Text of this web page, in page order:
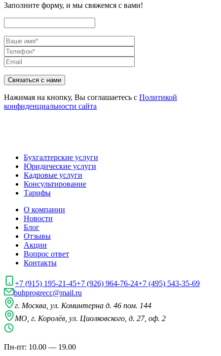
Заполните форму, и мы свяжемся с вами!
Связаться с нами
Нажимая на кнопку, Вы соглашаетесь с Политикой
конфиденциальности сайта
Бухгалтерские услуги
Юридические услуги
Кадровые услуги
Консультирование
Тарифы
О компании
Новости
Блог
Отзывы
Акции
Вопрос ответ
Контакты
+7 (915) 195-21-45+7 (926) 964-76-24+7 (495) 543-35-69
buhprogrecc@mail.ru
г. Москва, ул. Коминтерна д. 46 пом. 144
МО, г. Королёв, ул. Циолковского, д. 27, оф. 2
Пн-пт: 10.00 — 19.00